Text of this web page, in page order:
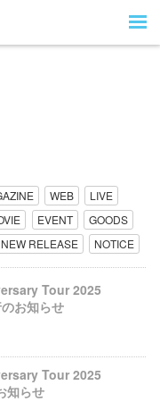
WEB
LIVE
EVENT
GOODS
NEW RELEASE NOTICE
Tour 2025
お知らせ
Tour 2025
知らせ